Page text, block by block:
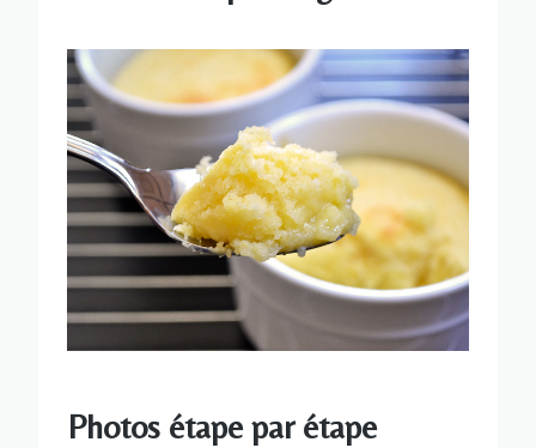
Photos étape par étape